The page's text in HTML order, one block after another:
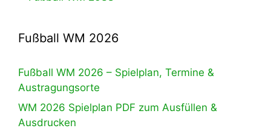
Fußball WM 2026
Fußball WM 2026 – Spielplan, Termine &
Austragungsorte
WM 2026 Spielplan PDF zum Ausfüllen &
Ausdrucken